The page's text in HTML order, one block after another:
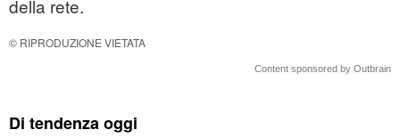
della rete.
© RIPRODUZIONE VIETATA
Content sponsored by Outbrain
Di tendenza oggi